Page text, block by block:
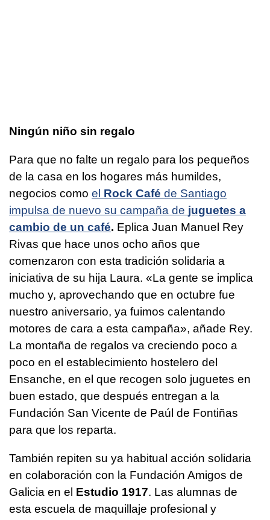
Ningún niño sin regalo
Para que no falte un regalo para los pequeños
de la casa en los hogares más humildes,
negocios como el Rock Café de Santiago
impulsa de nuevo su campaña de juguetes a
cambio de un café. Eplica Juan Manuel Rey
Rivas que hace unos ocho años que
comenzaron con esta tradición solidaria a
iniciativa de su hija Laura. «La gente se implica
mucho y, aprovechando que en octubre fue
nuestro aniversario, ya fuimos calentando
motores de cara a esta campaña», añade Rey.
La montaña de regalos va creciendo poco a
poco en el establecimiento hostelero del
Ensanche, en el que recogen solo juguetes en
buen estado, que después entregan a la
Fundación San Vicente de Paúl de Fontiñas
para que los reparta.
También repiten su ya habitual acción solidaria
en colaboración con la Fundación Amigos de
Galicia en el Estudio 1917. Las alumnas de
esta escuela de maquillaje profesional y